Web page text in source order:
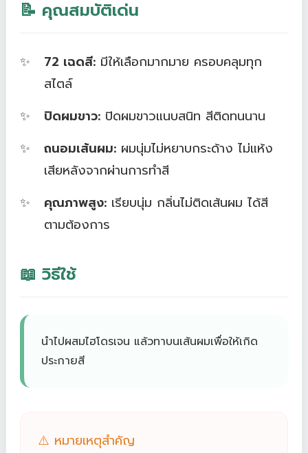
📝 คุณสมบัติเด่น
72 เฉดสี: มีให้เลือกมากมาย ครอบคลุมทุก
สไตล์
ปิดผมขาว: ปิดผมขาวแนบสนิท สีติดทนนาน
ถนอมเส้นผม: ผมนุ่มไม่หยาบกระด้าง ไม่แห้ง
เสียหลังจากผ่านการทำสี
คุณภาพสูง: เรียบนุ่ม กลิ่นไม่ติดเส้นผม ได้สี
ตามต้องการ
📖 วิธีใช้
นำไปผสมไฮโดรเจน แล้วทาบนเส้นผมเพื่อให้เกิด
ประกายสี
⚠️ หมายเหตุสำคัญ